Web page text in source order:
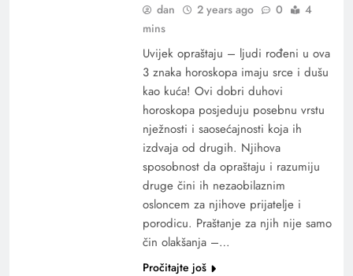
dan 2 years ago 0
4
mins
Uvijek opraštaju – ljudi rođeni u ova
3 znaka horoskopa imaju srce i dušu
kao kuća! Ovi dobri duhovi
horoskopa posjeduju posebnu vrstu
nježnosti i saosećajnosti koja ih
izdvaja od drugih. Njihova
sposobnost da opraštaju i razumiju
druge čini ih nezaobilaznim
osloncem za njihove prijatelje i
porodicu. Praštanje za njih nije samo
čin olakšanja –…
Pročitajte još